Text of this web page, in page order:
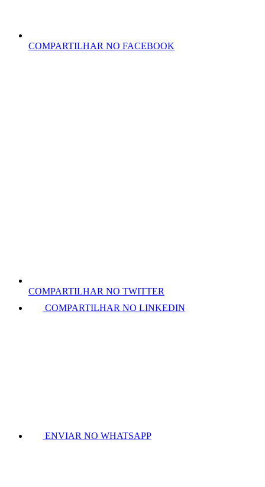
COMPARTILHAR NO FACEBOOK
COMPARTILHAR NO TWITTER
COMPARTILHAR NO LINKEDIN
ENVIAR NO WHATSAPP